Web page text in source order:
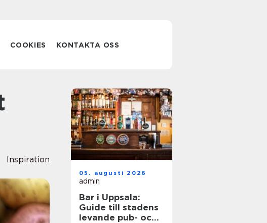
COOKIES KONTAKTA OSS
Inspiration
05. augusti 2026
admin
Bar i Uppsala:
Guide till stadens
levande pub- och